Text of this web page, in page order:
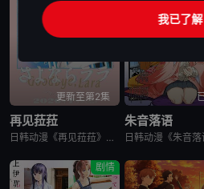
更新至第2集
再见菈菈
日韩动漫《再见菈菈》又名：Sayonara Lara,再见,劳拉,さよならララ，讲述了：昔々あるところに、ララという人魚のプリンセスがおりました。海の王である父と、姉たちに愛されて、すくすくと育ちまし
朱音落语
剧情
我已了解